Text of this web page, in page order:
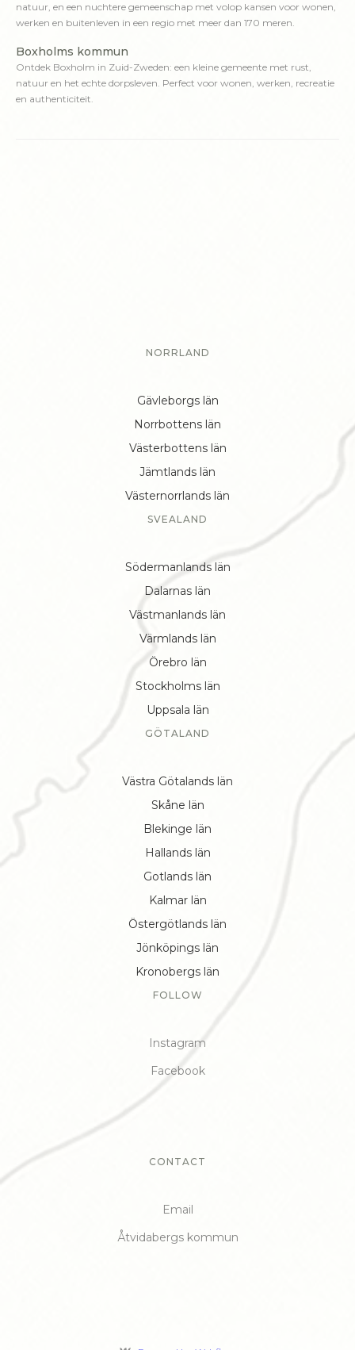
natuur, en een nuchtere gemeenschap met volop kansen voor wonen,
werken en buitenleven in een regio met meer dan 170 meren.
Boxholms kommun
Ontdek Boxholm in Zuid-Zweden: een kleine gemeente met rust,
natuur en het echte dorpsleven. Perfect voor wonen, werken, recreatie
en authenticiteit.
NORRLAND
Gävleborgs län
Norrbottens län
Västerbottens län
Jämtlands län
Västernorrlands län
SVEALAND
Södermanlands län
Dalarnas län
Västmanlands län
Värmlands län
Örebro län
Stockholms län
Uppsala län
GÖTALAND
Västra Götalands län
Skåne län
Blekinge län
Hallands län
Gotlands län
Kalmar län
Östergötlands län
Jönköpings län
Kronobergs län
FOLLOW
Instagram
Facebook
CONTACT
Email
Åtvidabergs kommun